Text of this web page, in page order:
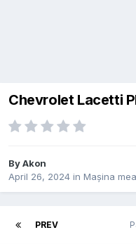
Chevrolet Lacetti
ByAkon
April 26, 2024 in Mașina mea
PREV